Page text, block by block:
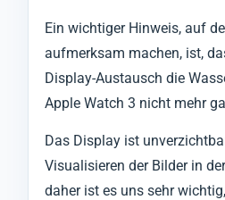
Ein wichtiger Hinweis, auf
aufmerksam machen, ist,
Display-Austausch die
Apple Watch 3 nicht mehr
Das Display ist
Visualisieren der Bilder in
daher ist es uns sehr